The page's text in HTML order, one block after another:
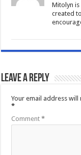
Mitolyn
created
Leave a Reply
Your email address
*
Comment*